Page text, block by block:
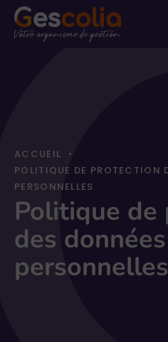
ACCUEIL •
POLITIQUE DE PROTECTION
PERSONNELLES
Politique
des données
personnelles